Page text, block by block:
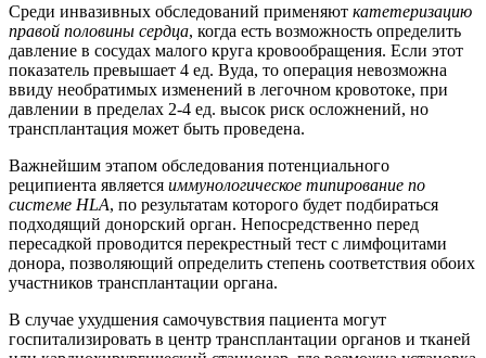
Среди инвазивных обследований применяют катетеризацию
правой половины сердца, когда есть возможность определить
давление в сосудах малого круга кровообращения. Если этот
показатель превышает 4 ед. Вуда, то операция невозможна
ввиду необратимых изменений в легочном кровотоке, при
давлении в пределах 2-4 ед. высок риск осложнений, но
трансплантация может быть проведена.
Важнейшим этапом обследования потенциального
реципиента является иммунологическое типирование по
системе HLA, по результатам которого будет подбираться
подходящий донорский орган. Непосредственно перед
пересадкой проводится перекрестный тест с лимфоцитами
донора, позволяющий определить степень соответствия обоих
участников трансплантации органа.
В случае ухудшения самочувствия пациента могут
госпитализировать в центр трансплантации органов и тканей